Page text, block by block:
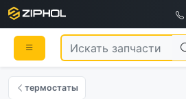
термостаты